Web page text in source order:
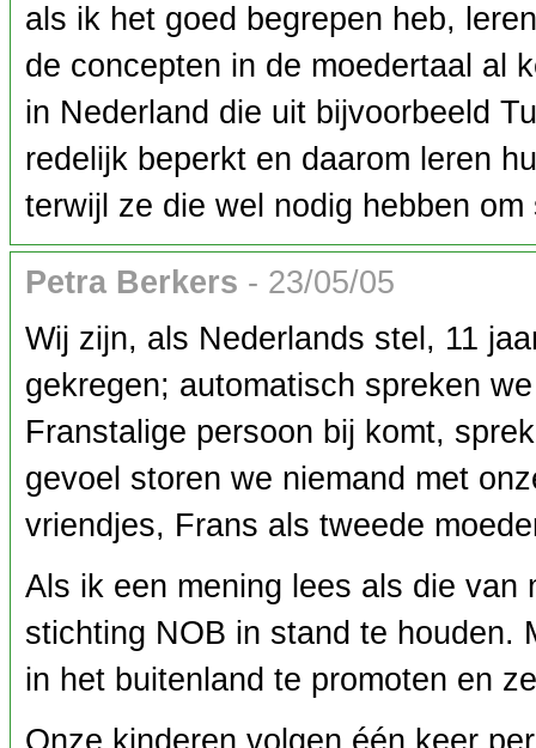
als ik het goed begrepen heb,
de concepten in de moedertaal al
in Nederland die uit bijvoorbeeld
redelijk beperkt en daarom leren
terwijl ze die wel nodig hebben
Petra Berkers - 23/05/05
Wij zijn, als Nederlands stel, 11
gekregen; automatisch spreken
Franstalige persoon bij komt,
gevoel storen we niemand met
vriendjes, Frans als tweede
Als ik een mening lees als die
stichting NOB in stand te houden.
in het buitenland te promoten en
Onze kinderen volgen één keer